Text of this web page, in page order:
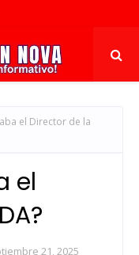
el Director de la
el
21, 2025